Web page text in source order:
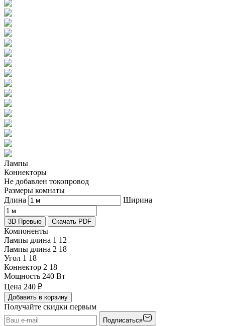
Лампы
Коннекторы
Не добавлен токопровод
Размеры комнаты
Длина
Ширина
3D Превью Скачать PDF
Компоненты
Лампы длина 1 12
Лампы длина 2 18
Угол 1 18
Коннектор 2 18
Мощность 240 Вт
Цена 240 ₽
Добавить в корзину
Получайте скидки первым
Подписаться